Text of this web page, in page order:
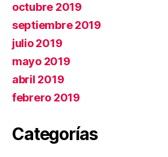
octubre 2019
septiembre 2019
julio 2019
mayo 2019
abril 2019
febrero 2019
Categorías